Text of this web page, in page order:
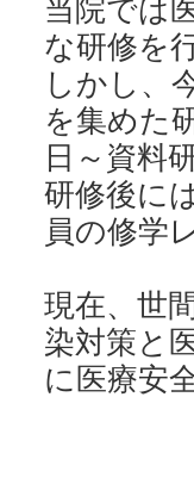
当院では
しかし、
を集めた
日～資料
研修後に
員の修学
現在、世
染対策と
に医療安